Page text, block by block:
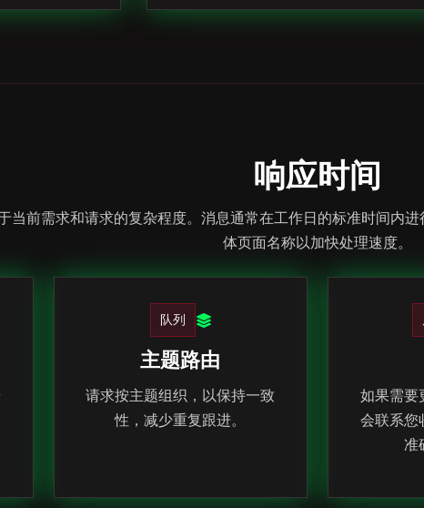
响应时间
当前需求和请求的复杂程度。消息通常在工作日的标准时间内
体页面名称以加快处理速度。
队列
主题路由
请求按主题组织，以保持一致
性，减少重复跟进。
如果需要
会联系您
准